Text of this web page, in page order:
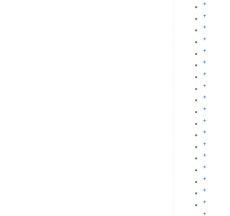
+
+
+
+
+
+
+
+
+
+
+
+
+
+
+
+
+
+
+